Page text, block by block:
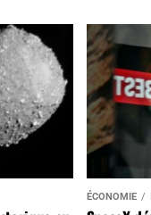
ÉCONOMIE